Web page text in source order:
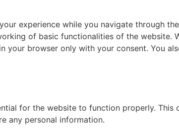
experience while you navigate through
of basic functionalities of the
your browser only with your consent. You
for the website to function properly.
any personal information.